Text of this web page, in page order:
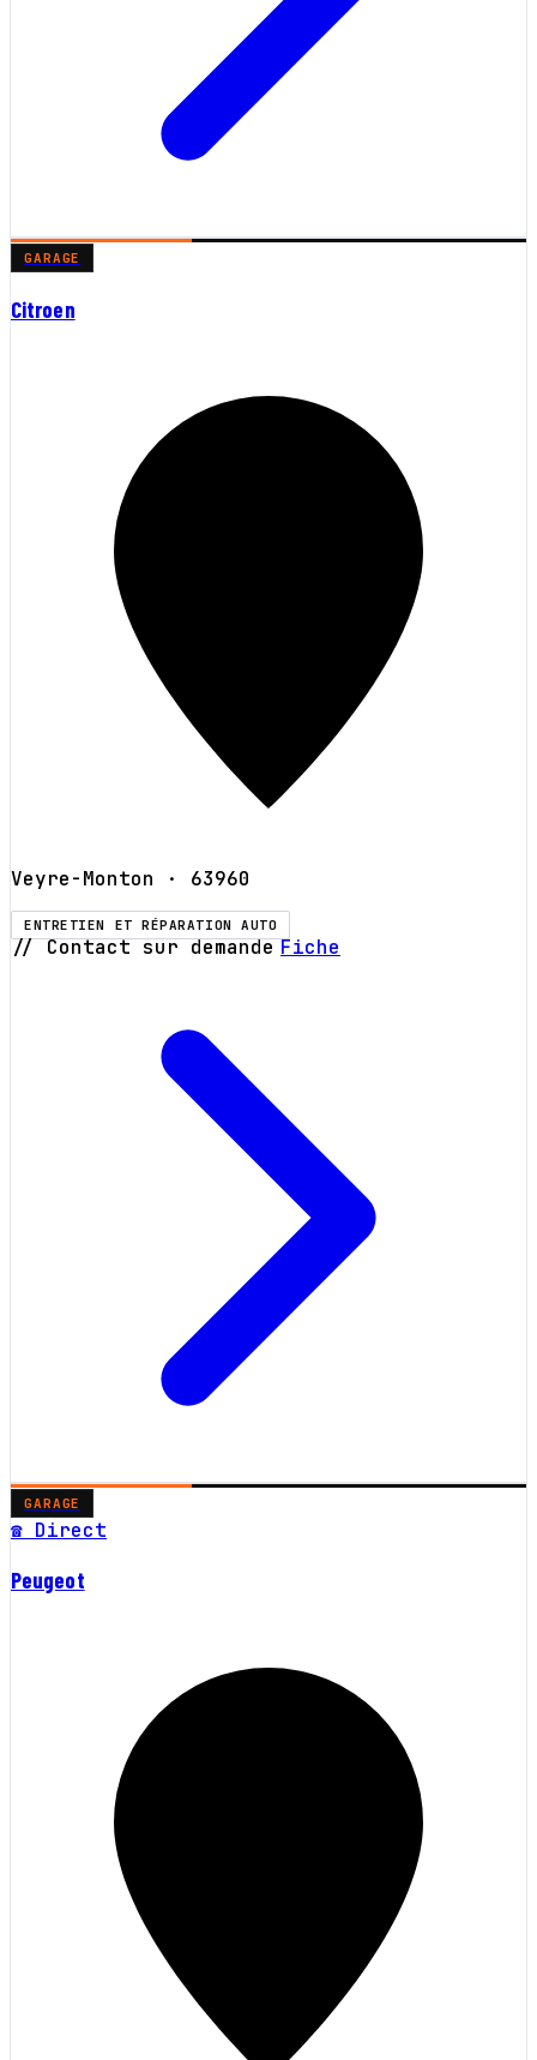
GARAGE
Citroen
Veyre-Monton · 63960
ENTRETIEN ET RÉPARATION AUTO
// Contact sur demande Fiche
GARAGE
☎ Direct
Peugeot